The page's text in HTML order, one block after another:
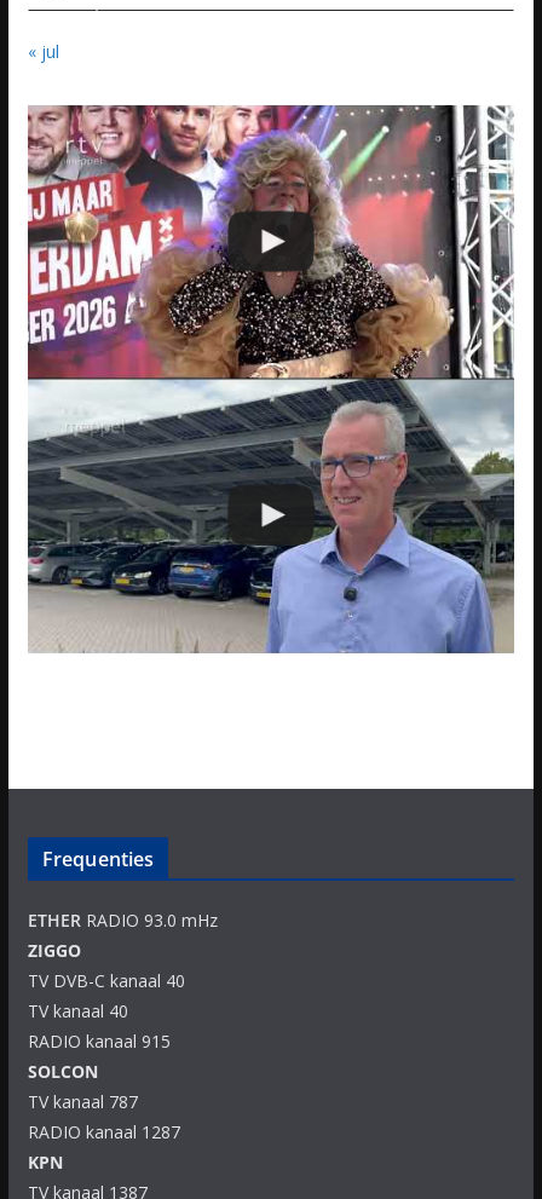
« jul
Frequenties
ETHERRADIO 93.0 mHz
ZIGGO
TV DVB-C kanaal 40
TV kanaal 40
RADIO kanaal 915
SOLCON
TV kanaal 787
RADIO kanaal 1287
KPN
TV kanaal 1387